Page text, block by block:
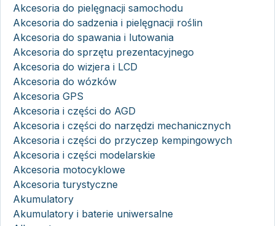
Akcesoria do pielęgnacji samochodu
Akcesoria do sadzenia i pielęgnacji roślin
Akcesoria do spawania i lutowania
Akcesoria do sprzętu prezentacyjnego
Akcesoria do wizjera i LCD
Akcesoria do wózków
Akcesoria GPS
Akcesoria i części do AGD
Akcesoria i części do narzędzi mechanicznych
Akcesoria i części do przyczep kempingowych
Akcesoria i części modelarskie
Akcesoria motocyklowe
Akcesoria turystyczne
Akumulatory
Akumulatory i baterie uniwersalne